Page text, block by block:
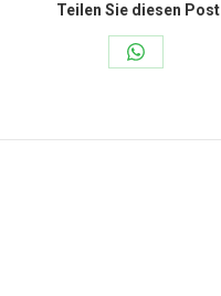
Teilen Sie diesen Post
Share